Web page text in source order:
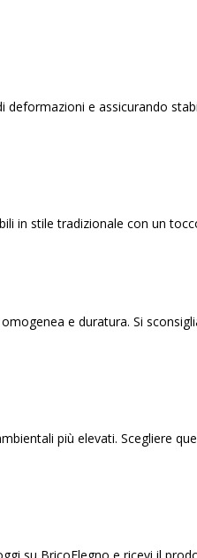
e assicurando
in stile tradizionale con un
e duratura. Si
più elevati. Scegliere